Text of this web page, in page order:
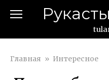
Главная » Интересное